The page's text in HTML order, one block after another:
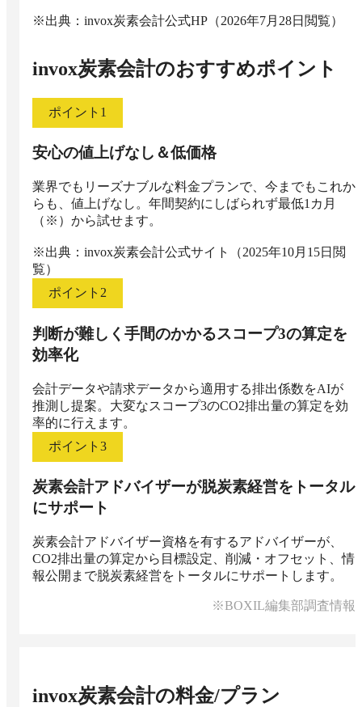
※出典：invox炭素会計公式HP（2026年7月28日閲覧）
invox炭素会計のおすすめポイント
ポイント 1
安心の値上げなし＆低価格
業界でもリーズナブルな料金プランで、今までもこれか
らも、値上げなし。年間契約にしばられず最低1カ月
（※）から試せます。
※出典：invox炭素会計公式サイト（2025年10月15日閲
覧）
ポイント 2
判断が難しく手間のかかるスコープ3の算定を
効率化
会計データや請求データから適用する排出係数をAIが
推測し提案。大変なスコープ3のCO2排出量の算定を効
率的に行えます。
ポイント 3
炭素会計アドバイザーが脱炭素経営をトータル
にサポート
炭素会計アドバイザー資格を有するアドバイザーが、
CO2排出量の算定から目標設定、削減・オフセット、情
報公開まで脱炭素経営をトータルにサポートします。
※BOXIL編集部調査情報
invox炭素会計の料金/プラン